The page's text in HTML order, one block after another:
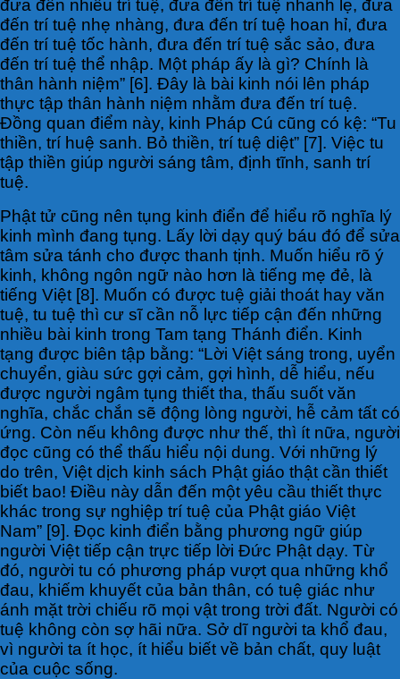
đưa đến nhiều trí tuệ, đưa đến trí tuệ nhanh lẹ, đưa
đến trí tuệ nhẹ nhàng, đưa đến trí tuệ hoan hỉ, đưa
đến trí tuệ tốc hành, đưa đến trí tuệ sắc sảo, đưa
đến trí tuệ thể nhập. Một pháp ấy là gì? Chính là
thân hành niệm” [6]. Đây là bài kinh nói lên pháp
thực tập thân hành niệm nhằm đưa đến trí tuệ.
Đồng quan điểm này, kinh Pháp Cú cũng có kệ: “Tu
thiền, trí huệ sanh. Bỏ thiền, trí tuệ diệt” [7]. Việc tu
tập thiền giúp người sáng tâm, định tĩnh, sanh trí
tuệ.
Phật tử cũng nên tụng kinh điển để hiểu rõ nghĩa lý
kinh mình đang tụng. Lấy lời dạy quý báu đó để sửa
tâm sửa tánh cho được thanh tịnh. Muốn hiểu rõ ý
kinh, không ngôn ngữ nào hơn là tiếng mẹ đẻ, là
tiếng Việt [8]. Muốn có được tuệ giải thoát hay văn
tuệ, tu tuệ thì cư sĩ cần nỗ lực tiếp cận đến những
nhiều bài kinh trong Tam tạng Thánh điển. Kinh
tạng được biên tập bằng: “Lời Việt sáng trong, uyển
chuyển, giàu sức gợi cảm, gợi hình, dễ hiểu, nếu
được người ngâm tụng thiết tha, thấu suốt văn
nghĩa, chắc chắn sẽ động lòng người, hễ cảm tất có
ứng. Còn nếu không được như thế, thì ít nữa, người
đọc cũng có thể thấu hiểu nội dung. Với những lý
do trên, Việt dịch kinh sách Phật giáo thật cần thiết
biết bao! Điều này dẫn đến một yêu cầu thiết thực
khác trong sự nghiệp trí tuệ của Phật giáo Việt
Nam” [9]. Đọc kinh điển bằng phương ngữ giúp
người Việt tiếp cận trực tiếp lời Đức Phật dạy. Từ
đó, người tu có phương pháp vượt qua những khổ
đau, khiếm khuyết của bản thân, có tuệ giác như
ánh mặt trời chiếu rõ mọi vật trong trời đất. Người có
tuệ không còn sợ hãi nữa. Sở dĩ người ta khổ đau,
vì người ta ít học, ít hiểu biết về bản chất, quy luật
của cuộc sống.